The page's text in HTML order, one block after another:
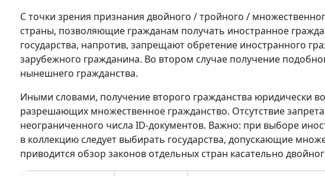
С точки зрения признания двойного / тройного /
страны, позволяющие гражданам получать иностранное
государства, напротив, запрещают обретение иностранного
зарубежного гражданина. Во втором случае получение
нынешнего гражданства.
Иными словами, получение второго гражданства юридически
разрешающих множественное гражданство. Отсутствие
неограниченного числа ID-документов. Важно: при выборе
в коллекцию следует выбирать государства, допускающие
приводится обзор законов отдельных стран касательно